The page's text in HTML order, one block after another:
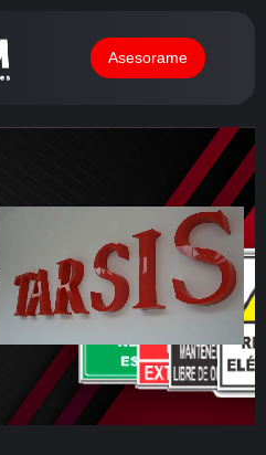
Asesorame